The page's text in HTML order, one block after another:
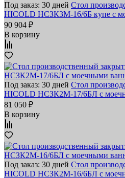
Под заказ: 30 дней Стол
HICOLD НСЗК3М-16/6Б купе с
90 904 ₽
В корзину
Под заказ: 30 дней Стол
HICOLD НСЗК2М-17/6БЛ с
81 050 ₽
В корзину
Под заказ: 30 дней Стол
HICOLD НСЗК2М-16/6БЛ с